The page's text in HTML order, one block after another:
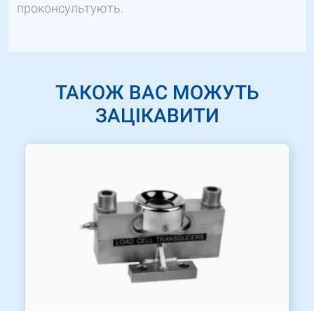
проконсультують.
ТАКОЖ ВАС МОЖУТЬ
ЗАЦІКАВИТИ